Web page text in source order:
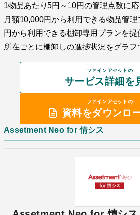
1物品あたり5円～10円の管理点数に応
月額10,000円から利用できる物品管
円から利用できる棚卸専用プランを
所在ごとに棚卸しの進捗状況をグラフ
ファインアセットの
サービス詳細を
ファインアセットの
資料をダウンロ
Assetment Neo for 情シス